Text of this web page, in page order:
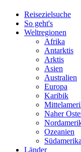
Reisezielsuche
So geht's
Weltregionen
Afrika
Antarktis
Arktis
Asien
Australien
Europa
Karibik
Naher
Ozeanien
Südamerika
Länder